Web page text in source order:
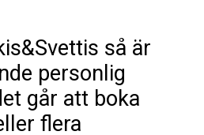
så är
personlig
går att boka
flera